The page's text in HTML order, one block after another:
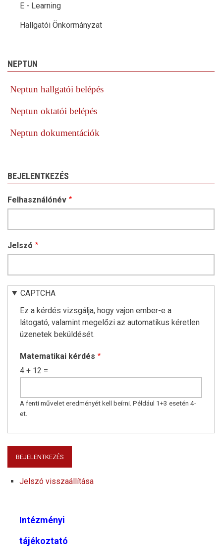
E - Learning
Hallgatói Önkormányzat
NEPTUN
Neptun hallgatói belépés
Neptun oktatói belépés
Neptun dokumentációk
BEJELENTKEZÉS
Felhasználónév
Jelszó
CAPTCHA
Ez a kérdés vizsgálja, hogy vajon ember-e a
látogató, valamint megelőzi az automatikus kéretlen
üzenetek beküldését.
Matematikai kérdés
4 + 12 =
A fenti művelet eredményét kell beírni. Például 1+3 esetén 4-
et.
Jelszó visszaállítása
Intézményi
tájékoztató